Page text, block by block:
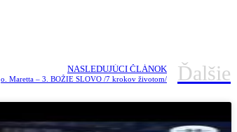
NASLEDUJÚCI ČLÁNOK
o. Maretta – 3. BOŽIE SLOVO /7 krokov životom/ Ďalšie